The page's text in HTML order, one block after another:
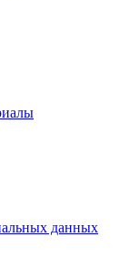
данных